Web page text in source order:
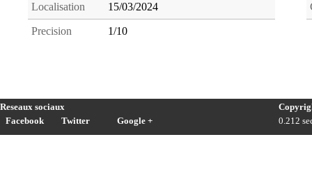
Localisation 15/03/2024
Precision 1/10
Reseaux sociaux
Facebook
Twitter Google +
0.212